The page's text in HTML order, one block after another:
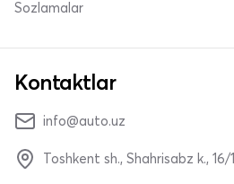
Sozlamalar
Kontaktlar
info@auto.uz
Toshkent sh., Shahrisabz k., 16/1